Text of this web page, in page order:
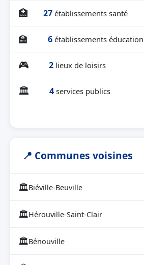
🏥 27 établissements santé
🏫 6 établissements éducation
🎮 2 lieux de loisirs
🏛 4 services publics
📍 Communes voisines
🏛Biéville-Beuville
🏛Hérouville-Saint-Clair
🏛Bénouville